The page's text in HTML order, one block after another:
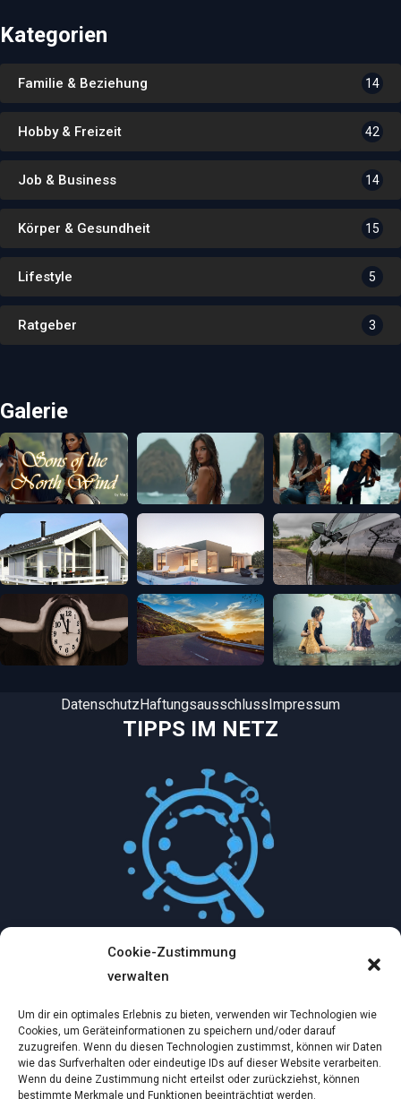
Cookie-Zustimmung
verwalten
Um dir ein optimales Erlebnis zu bieten, verwenden wir Technologien wie
Cookies, um Geräteinformationen zu speichern und/oder darauf
zuzugreifen. Wenn du diesen Technologien zustimmst, können wir Daten
wie das Surfverhalten oder eindeutige IDs auf dieser Website verarbeiten.
Wenn du deine Zustimmung nicht erteilst oder zurückziehst, können
bestimmte Merkmale und Funktionen beeinträchtigt werden.
Kategorien
Familie & Beziehung 14
Hobby & Freizeit 42
Job & Business 14
Körper & Gesundheit 15
Lifestyle 5
Ratgeber 3
Galerie
TIPPS IM NETZ
DatenschutzHaftungsausschlussImpressum
Mythologische Abenteuer in der Welt der
Dez. 2, 2024
Ein virtueller Traum am wilden Strand